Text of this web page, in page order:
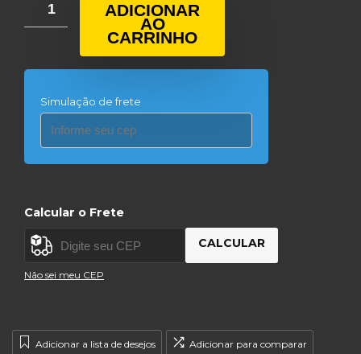
ADICIONAR
AO
CARRINHO
Simulação de frete
Calcular o Frete
CALCULAR
Não sei meu CEP
Adicionar a lista de desejos Adicionar para comparar